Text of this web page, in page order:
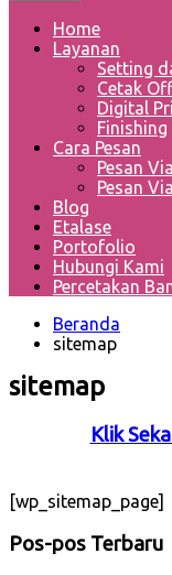
Home
Layanan
Setting
Cetak
Digital
Finishing
Cara Pesan
Pesan
Pesan
Blog
Etalase
Portofolio
Hubungi Kami
Percetakan
Beranda
sitemap
sitemap
Klik
[wp_sitemap_page]
Pos-pos Terbaru